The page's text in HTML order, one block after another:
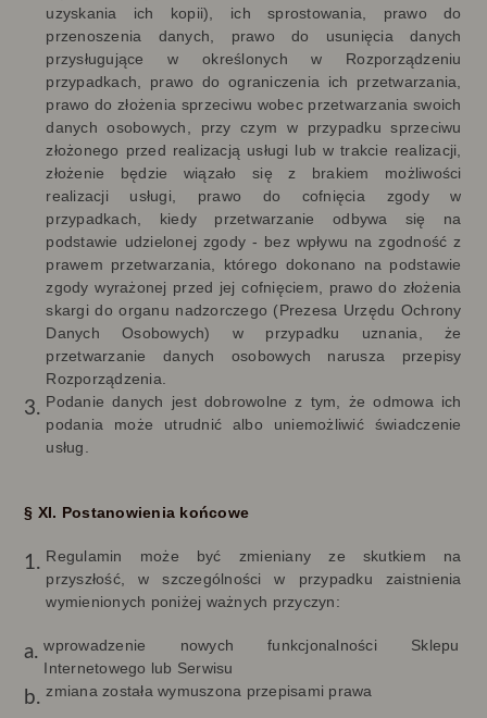
uzyskania ich kopii), ich sprostowania, prawo do
przenoszenia danych, prawo do usunięcia danych
przysługujące w określonych w Rozporządzeniu
przypadkach, prawo do ograniczenia ich przetwarzania,
prawo do złożenia sprzeciwu wobec przetwarzania swoich
danych osobowych, przy czym w przypadku sprzeciwu
złożonego przed realizacją usługi lub w trakcie realizacji,
złożenie będzie wiązało się z brakiem możliwości
realizacji usługi, prawo do cofnięcia zgody w
przypadkach, kiedy przetwarzanie odbywa się na
podstawie udzielonej zgody - bez wpływu na zgodność z
prawem przetwarzania, którego dokonano na podstawie
zgody wyrażonej przed jej cofnięciem, prawo do złożenia
skargi do organu nadzorczego (Prezesa Urzędu Ochrony
Danych Osobowych) w przypadku uznania, że
przetwarzanie danych osobowych narusza przepisy
Rozporządzenia.
Podanie danych jest dobrowolne z tym, że odmowa ich
podania może utrudnić albo uniemożliwić świadczenie
usług.
§ XI. Postanowienia końcowe
Regulamin może być zmieniany ze skutkiem na
przyszłość, w szczególności w przypadku zaistnienia
wymienionych poniżej ważnych przyczyn:
wprowadzenie nowych funkcjonalności Sklepu
Internetowego lub Serwisu
zmiana została wymuszona przepisami prawa